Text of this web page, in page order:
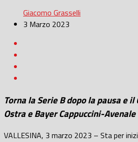
Giacomo Grasselli
3 Marzo 2023
Torna la Serie B dopo la pausa e
Ostra e Bayer Cappuccini-Avenale
VALLESINA, 3 marzo 2023 – Sta per